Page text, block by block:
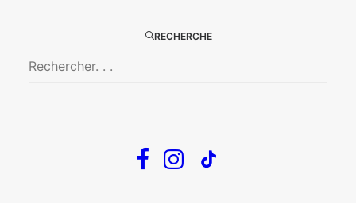
RECHERCHE
The Loop
Infos